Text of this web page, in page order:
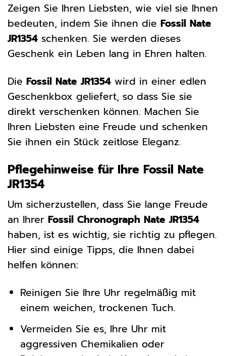
Zeigen Sie Ihren Liebsten, wie viel sie Ihnen
bedeuten, indem Sie ihnen die Fossil Nate
JR1354 schenken. Sie werden dieses
Geschenk ein Leben lang in Ehren halten.
Die Fossil Nate JR1354 wird in einer edlen
Geschenkbox geliefert, so dass Sie sie
direkt verschenken können. Machen Sie
Ihren Liebsten eine Freude und schenken
Sie ihnen ein Stück zeitlose Eleganz.
Pflegehinweise für Ihre Fossil Nate
JR1354
Um sicherzustellen, dass Sie lange Freude
an Ihrer Fossil Chronograph Nate JR1354
haben, ist es wichtig, sie richtig zu pflegen.
Hier sind einige Tipps, die Ihnen dabei
helfen können:
Reinigen Sie Ihre Uhr regelmäßig mit
einem weichen, trockenen Tuch.
Vermeiden Sie es, Ihre Uhr mit
aggressiven Chemikalien oder